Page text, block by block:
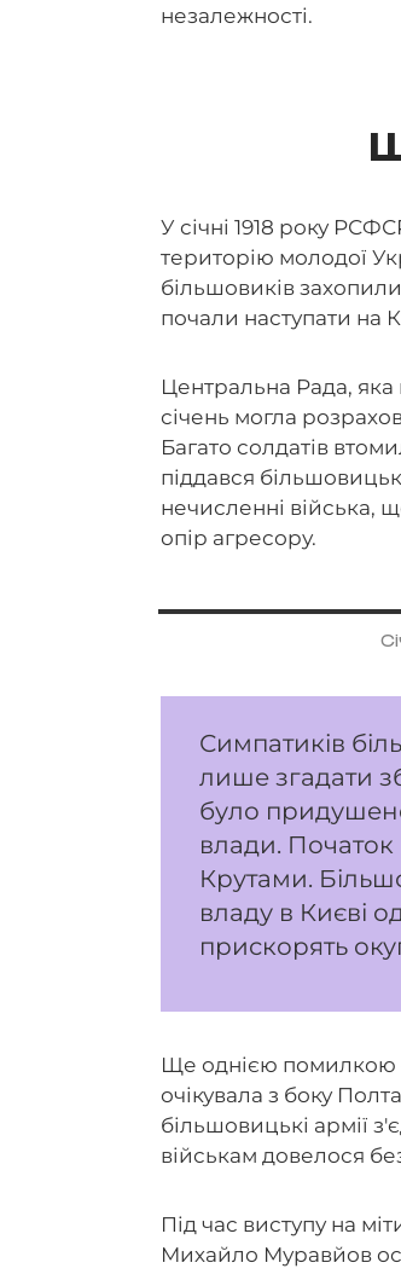
незалежності.
У січні 1918 року
територію молодої
більшовиків
почали наступати на
Центральна Рада, яка
січень могла
Багато солдатів
піддався
нечисленні війська,
опір агресору.
Симпатиків
лише згадати
було
влади. Початок
Крутами.
владу в Києві
прискорять
Ще однією помилкою
очікувала з боку
більшовицькі армії
військам довелося
Під час виступу на
Михайло Муравйов